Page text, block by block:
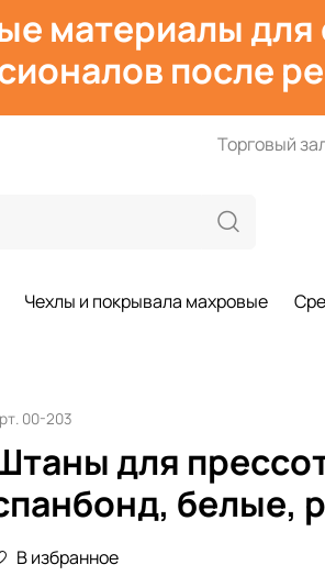
материалы для
после
Торговый
Чехлы и покрывала махровые
00-203
для
белые,
В избранное